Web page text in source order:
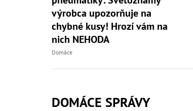
výrobca upozorňuje na
chybné kusy! Hrozí vám na
nich NEHODA
Domáce
DOMÁCE SPRÁVY